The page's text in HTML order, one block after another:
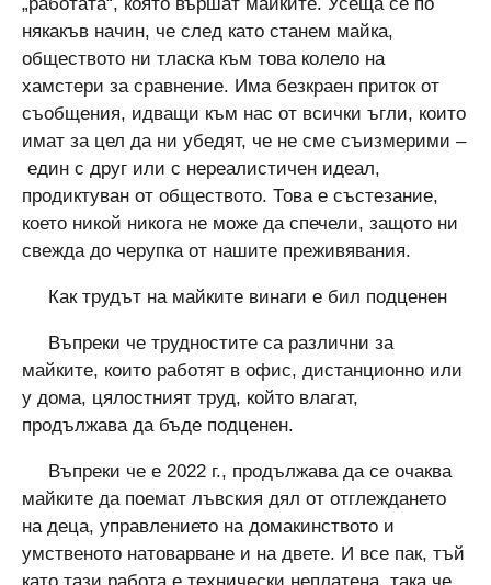
някакъв начин, че след като станем майка,
обществото ни тласка към това колело на
хамстери за сравнение. Има безкраен приток от
съобщения, идващи към нас от всички ъгли, които
имат за цел да ни убедят, че не сме съизмерими –
един с друг или с нереалистичен идеал,
продиктуван от обществото. Това е състезание,
което никой никога не може да спечели, защото ни
свежда до черупка от нашите преживявания.
Как трудът на майките винаги е бил подценен
Въпреки че трудностите са различни за
майките, които работят в офис, дистанционно или
у дома, цялостният труд, който влагат,
продължава да бъде подценен.
Въпреки че е 2022 г., продължава да се очаква
майките да поемат лъвския дял от отглеждането
на деца, управлението на домакинството и
умственото натоварване и на двете. И все пак, тъй
като тази работа е технически неплатена, така че